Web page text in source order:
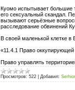
Куомо испытывает большие
его сексуальный скандал.
вызывают серьёзные
расследование обвинений
В своей маленькой клетке в
«11.4.1 Право оккупирующей
Право управлять
Просмотров: 522 Добавил: